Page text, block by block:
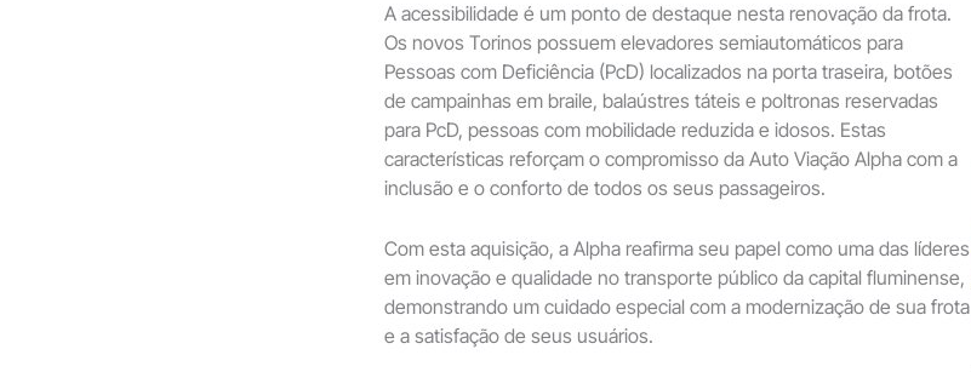
A acessibilidade é um ponto de destaque nesta renovação da frota.
Os novos Torinos possuem elevadores semiautomáticos para
Pessoas com Deficiência (PcD) localizados na porta traseira, botões
de campainhas em braile, balaústres táteis e poltronas reservadas
para PcD, pessoas com mobilidade reduzida e idosos. Estas
características reforçam o compromisso da Auto Viação Alpha com a
inclusão e o conforto de todos os seus passageiros.
Com esta aquisição, a Alpha reafirma seu papel como uma das líderes
em inovação e qualidade no transporte público da capital fluminense,
demonstrando um cuidado especial com a modernização de sua frota
e a satisfação de seus usuários.